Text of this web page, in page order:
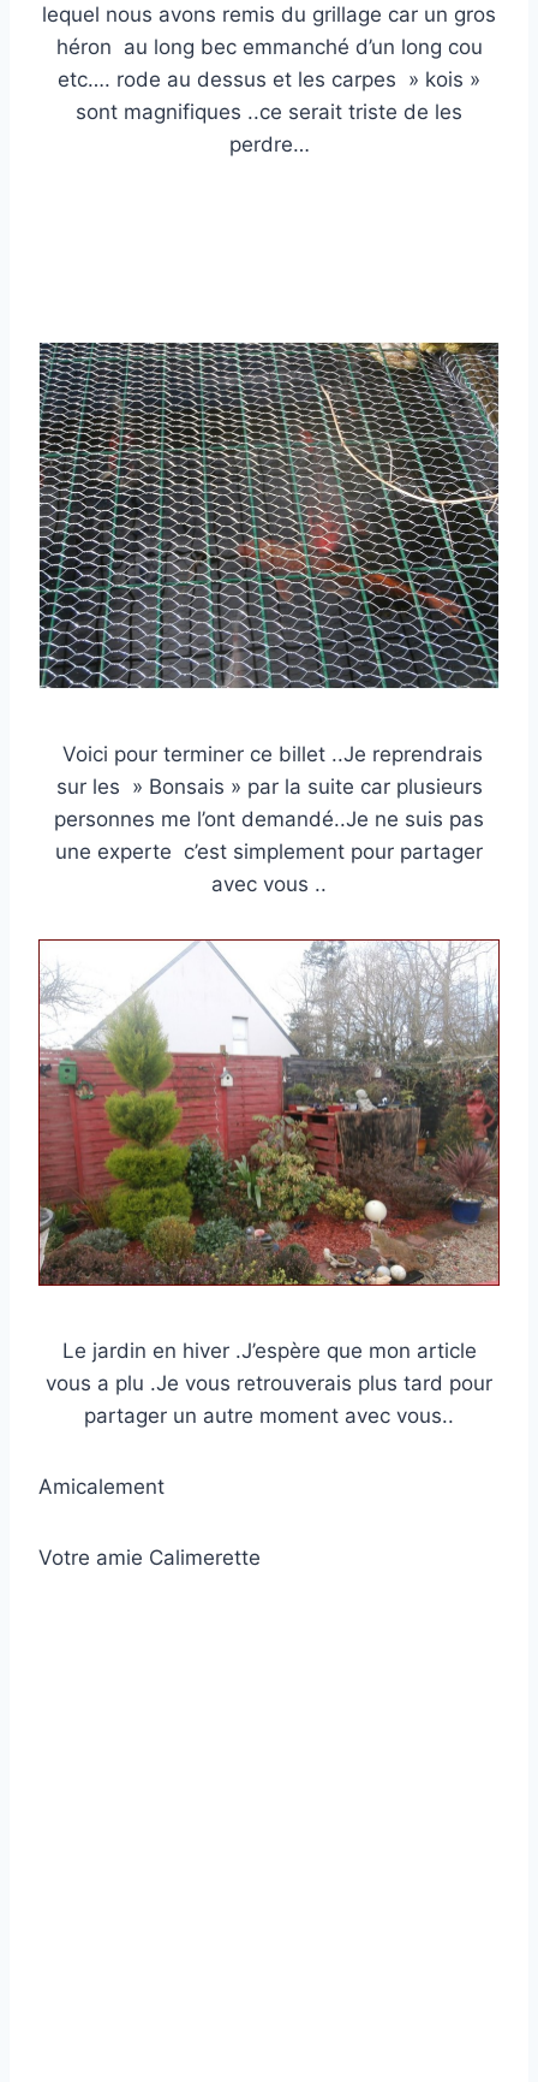
lequel nous avons remis du grillage car un gros
héron au long bec emmanché d’un long cou
etc…. rode au dessus et les carpes » kois »
sont magnifiques ..ce serait triste de les
perdre…
Voici pour terminer ce billet ..Je reprendrais
sur les » Bonsais » par la suite car plusieurs
personnes me l’ont demandé..Je ne suis pas
une experte c’est simplement pour partager
avec vous ..
Le jardin en hiver .J’espère que mon article
vous a plu .Je vous retrouverais plus tard pour
partager un autre moment avec vous..
Amicalement
Votre amie Calimerette